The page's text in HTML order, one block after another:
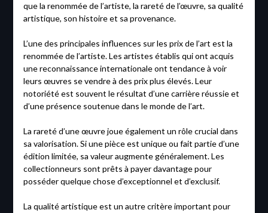
que la renommée de l’artiste, la rareté de l’œuvre, sa qualité
artistique, son histoire et sa provenance.
L’une des principales influences sur les prix de l’art est la
renommée de l’artiste. Les artistes établis qui ont acquis
une reconnaissance internationale ont tendance à voir
leurs œuvres se vendre à des prix plus élevés. Leur
notoriété est souvent le résultat d’une carrière réussie et
d’une présence soutenue dans le monde de l’art.
La rareté d’une œuvre joue également un rôle crucial dans
sa valorisation. Si une pièce est unique ou fait partie d’une
édition limitée, sa valeur augmente généralement. Les
collectionneurs sont prêts à payer davantage pour
posséder quelque chose d’exceptionnel et d’exclusif.
La qualité artistique est un autre critère important pour